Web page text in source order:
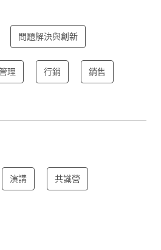
問題解決與創新
理 行銷 銷售
演講 共識營